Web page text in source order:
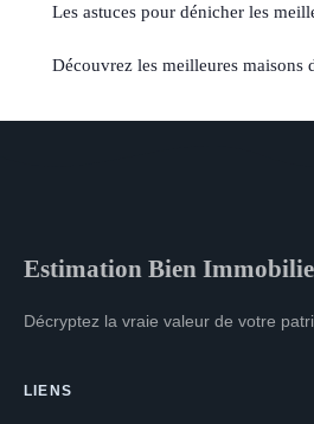
Les astuces pour dénicher les
Découvrez les meilleures maisons
Estimation Bien
Décryptez la vraie valeur de votre
LIENS